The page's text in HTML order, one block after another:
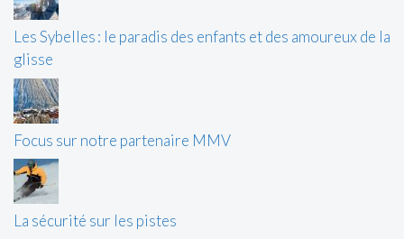
Les Sybelles : le paradis des enfants et des amoureux de la
glisse
Focus sur notre partenaire MMV
La sécurité sur les pistes